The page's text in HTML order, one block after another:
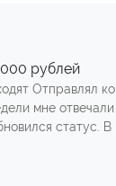
рублей
Отправлял
мне
статус.